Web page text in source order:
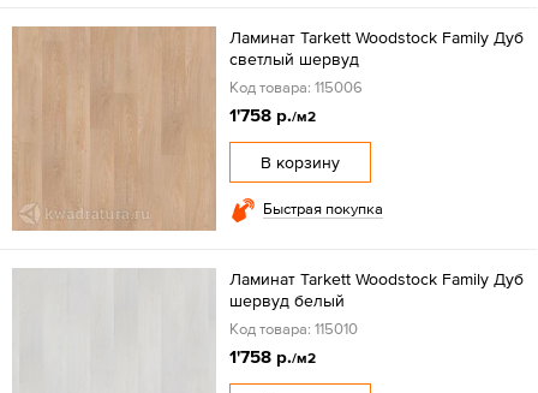
Ламинат Tarkett Woodstock Family Дуб
светлый шервуд
Код товара: 115006
1'758 р./м2
В корзину
Быстрая покупка
Ламинат Tarkett Woodstock Family Дуб
шервуд белый
Код товара: 115010
1'758 р./м2